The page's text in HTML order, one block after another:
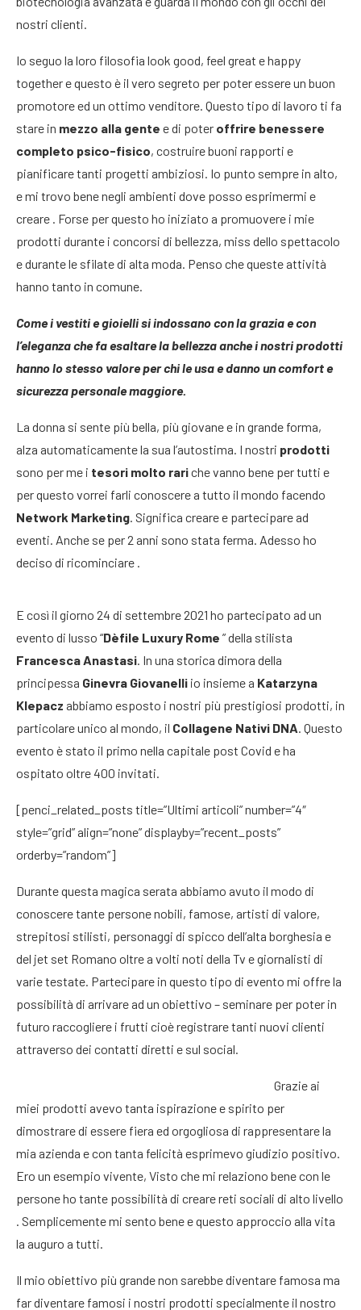
nostri clienti.
Io seguo la loro filosofia look good, feel great e happy
together e questo è il vero segreto per poter essere un buon
promotore ed un ottimo venditore. Questo tipo di lavoro ti fa
stare in mezzo alla gente e di poter offrire benessere
completo psico-fisico, costruire buoni rapporti e
pianificare tanti progetti ambiziosi. Io punto sempre in alto,
e mi trovo bene negli ambienti dove posso esprimermi e
creare . Forse per questo ho iniziato a promuovere i mie
prodotti durante i concorsi di bellezza, miss dello spettacolo
e durante le sfilate di alta moda. Penso che queste attività
hanno tanto in comune.
Come i vestiti e gioielli si indossano con la grazia e con
l’eleganza che fa esaltare la bellezza anche i nostri prodotti
hanno lo stesso valore per chi le usa e danno un comfort e
sicurezza personale maggiore.
La donna si sente più bella, più giovane e in grande forma,
alza automaticamente la sua l’autostima. I nostri prodotti
sono per me i tesori molto rariche vanno bene per tutti e
per questo vorrei farli conoscere a tutto il mondo facendo
Network Marketing. Significa creare e partecipare ad
eventi. Anche se per 2 anni sono stata ferma. Adesso ho
deciso di ricominciare .
E così il giorno 24 di settembre 2021 ho partecipato ad un
evento di lusso “Dèfile Luxury Rome ” della stilista
Francesca Anastasi. In una storica dimora della
principessa Ginevra Giovanelli io insieme a Katarzyna
Klepacz abbiamo esposto i nostri più prestigiosi prodotti, in
particolare unico al mondo, il Collagene Nativi DNA. Questo
evento è stato il primo nella capitale post Covid e ha
ospitato oltre 400 invitati.
[penci_related_posts title=”Ultimi articoli” number=”4″
style=”grid” align=”none” displayby=”recent_posts”
orderby=”random”]
Durante questa magica serata abbiamo avuto il modo di
conoscere tante persone nobili, famose, artisti di valore,
strepitosi stilisti, personaggi di spicco dell’alta borghesia e
del jet set Romano oltre a volti noti della Tv e giornalisti di
varie testate. Partecipare in questo tipo di evento mi offre la
possibilità di arrivare ad un obiettivo – seminare per poter in
futuro raccogliere i frutti cioè registrare tanti nuovi clienti
attraverso dei contatti diretti e sul social.
Grazie ai
miei prodotti avevo tanta ispirazione e spirito per
dimostrare di essere fiera ed orgogliosa di rappresentare la
mia azienda e con tanta felicità esprimevo giudizio positivo.
Ero un esempio vivente, Visto che mi relaziono bene con le
persone ho tante possibilità di creare reti sociali di alto livello
. Semplicemente mi sento bene e questo approccio alla vita
la auguro a tutti.
Il mio obiettivo più grande non sarebbe diventare famosa ma
far diventare famosi i nostri prodotti specialmente il nostro